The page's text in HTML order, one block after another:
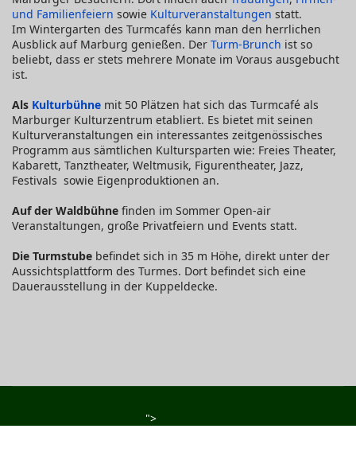
und Familienfeiern sowie Kulturveranstaltungen statt.
Im Wintergarten des Turmcafés kann man den herrlichen
Ausblick auf Marburg genießen. Der Turm-Brunch ist so
beliebt, dass er stets mehrere Monate im Voraus ausgebucht
ist.
Als Kulturbühne mit 50 Plätzen hat sich das Turmcafé als
Marburger Kulturzentrum etabliert. Es bietet mit seinen
Kulturveranstaltungen ein interessantes zeitgenössisches
Programm aus sämtlichen Kultursparten wie: Freies Theater,
Kabarett, Tanztheater, Weltmusik, Figurentheater, Jazz,
Festivals sowie Eigenproduktionen an.
Auf der Waldbühne finden im Sommer Open-air
Veranstaltungen, große Privatfeiern und Events statt.
Die Turmstube befindet sich in 35 m Höhe, direkt unter der
Aussichtsplattform des Turmes. Dort befindet sich eine
Dauerausstellung in der Kuppeldecke.
">